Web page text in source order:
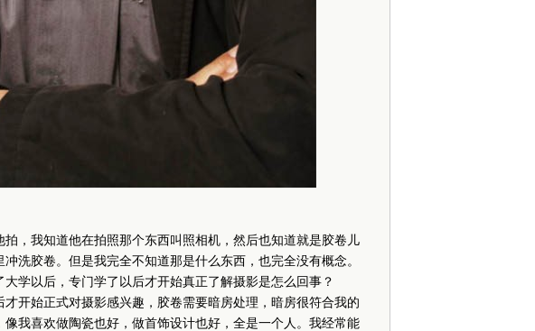
我知道他在拍照那个东西叫照相机，然后也知道就是胶卷儿
洗胶卷。但是我完全不知道那是什么东西，也完全没有概念。
以后，专门学了以后才开始真正了解摄影是怎么回事？
始正式对摄影感兴趣，胶卷需要暗房处理，暗房很符合我的
我喜欢做陶瓷也好，做首饰设计也好，全是一个人。我经常能